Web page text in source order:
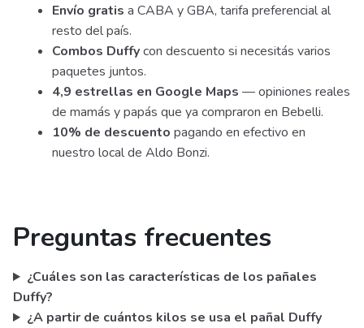
Envío gratis a CABA y GBA, tarifa preferencial al
resto del país.
Combos Duffycon descuento si necesitás varios
paquetes juntos.
4,9 estrellas en Google Maps — opiniones reales
de mamás y papás que ya compraron en Bebelli.
10% de descuento pagando en efectivo en
nuestro local de Aldo Bonzi.
Preguntas frecuentes
¿Cuáles son las características de los pañales
Duffy?
¿A partir de cuántos kilos se usa el pañal Duffy